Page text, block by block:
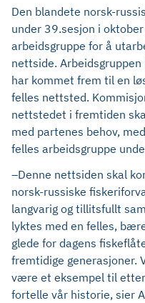
Den blandete norsk-
under 39.sesjon i
arbeidsgruppe for å
nettside.
har kommet frem til en
felles nettsted.
nettstedet i fremtiden
med partenes behov,
felles arbeidsgruppe
–Denne nettsiden skal
norsk-russiske
langvarig og tillitsfullt
lyktes med en felles,
glede for dagens
fremtidige generasjoner.
være et eksempel til
fortelle vår historie, sier